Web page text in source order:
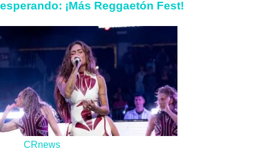
esperando: ¡Más Reggaetón Fest!
CRnews